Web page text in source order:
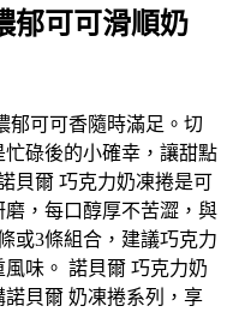
郁可可滑順奶
郁可可香隨時滿足。切
碌後的小確幸，讓甜點
貝爾 巧克力奶凍捲是可
，每口醇厚不苦澀，與
或3條組合，建議巧克力
味。 諾貝爾 巧克力奶
貝爾 奶凍捲系列，享